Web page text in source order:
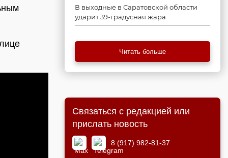
В выходные в Саратовской области
ударит 39-градусная жара
Читать больше
Связаться с редакцией или
прислать новость
8 (917) 982-81-37